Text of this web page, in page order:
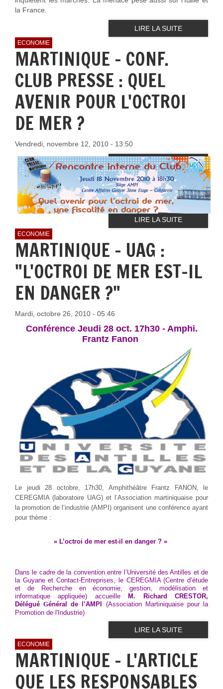
la France.
LIRE LA SUITE
ECONOMIE
MARTINIQUE - CONF.
CLUB PRESSE : QUEL
AVENIR POUR L'OCTROI
DE MER ?
Vendredi, novembre 12, 2010 - 13:50
LIRE LA SUITE
ECONOMIE
MARTINIQUE - UAG :
"L'OCTROI DE MER EST-IL
EN DANGER ?"
Mardi, octobre 26, 2010 - 05:46
Conférence Jeudi 28 oct. 17h30 - Amphi.
Frantz Fanon
Le jeudi 28 octobre, 17h30, Amphithéâtre Frantz FANON, le
CEREGMIA (laboratoire UAG) et l’Association martiniquaise pour
la promotion de l’industrie (AMPI) organisent une conférence ayant
pour thème :
« L’octroi de mer est-il en danger ? »
Dans le cadre de la convention entre l’Université des Antilles et de
la Guyane et Contact-Entreprises, le CEREGMIA (Centre d’étude
et de Recherche en économie, gestion, modélisation et
informatique appliquée) accueilleM. Richard CRESTOR,
DéléguéGénéral de l’AMPI (Association Martiniquaise pour la
Promotion de l'Industrie)
LIRE LA SUITE
ECONOMIE
MARTINIQUE - L'ARTICLE
QUE LES RESPONSABLES